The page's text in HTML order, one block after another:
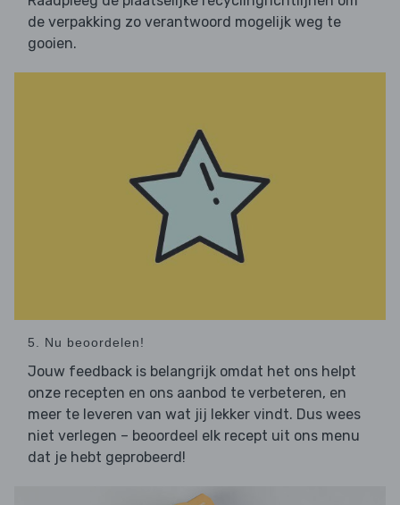
de verpakking zo verantwoord mogelijk weg te
gooien.
5. Nu beoordelen!
Jouw feedback is belangrijk omdat het ons helpt
onze recepten en ons aanbod te verbeteren, en
meer te leveren van wat jij lekker vindt. Dus wees
niet verlegen – beoordeel elk recept uit ons menu
dat je hebt geprobeerd!